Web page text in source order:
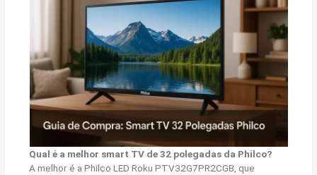
Qual é a melhor smart TV de 32 polegadas da Philco?
A melhor é a Philco LED Roku PTV32G7PR2CGB, que